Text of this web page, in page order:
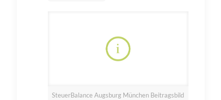
SteuerBalance Augsburg München Beitragsbild